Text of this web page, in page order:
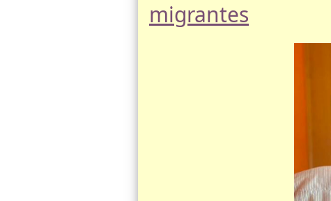
migrantes